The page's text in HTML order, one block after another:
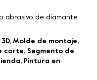
abrasivo de diamante
Molde de montaje,
corte, Segmento de
Pintura en